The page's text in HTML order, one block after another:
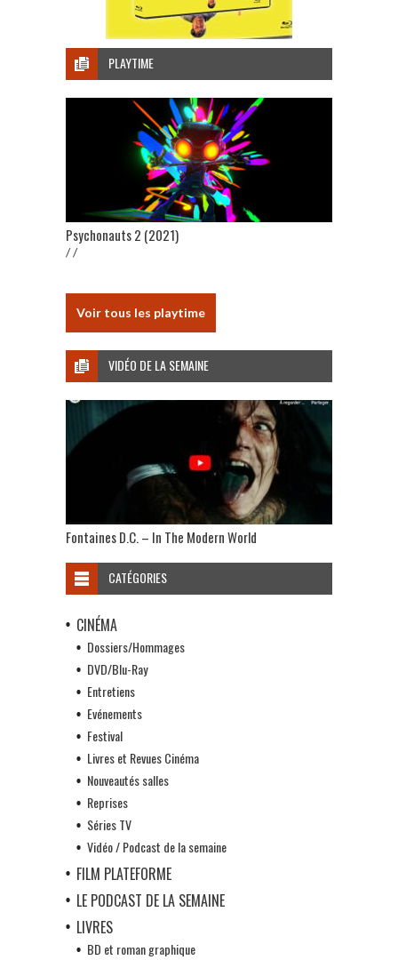
PLAYTIME
Psychonauts 2 (2021)
/ /
Voir tous les playtime
VIDÉO DE LA SEMAINE
Fontaines D.C. – In The Modern World
CATÉGORIES
CINÉMA
Dossiers/Hommages
DVD/Blu-Ray
Entretiens
Evénements
Festival
Livres et Revues Cinéma
Nouveautés salles
Reprises
Séries TV
Vidéo / Podcast de la semaine
FILM PLATEFORME
LE PODCAST DE LA SEMAINE
LIVRES
BD et roman graphique